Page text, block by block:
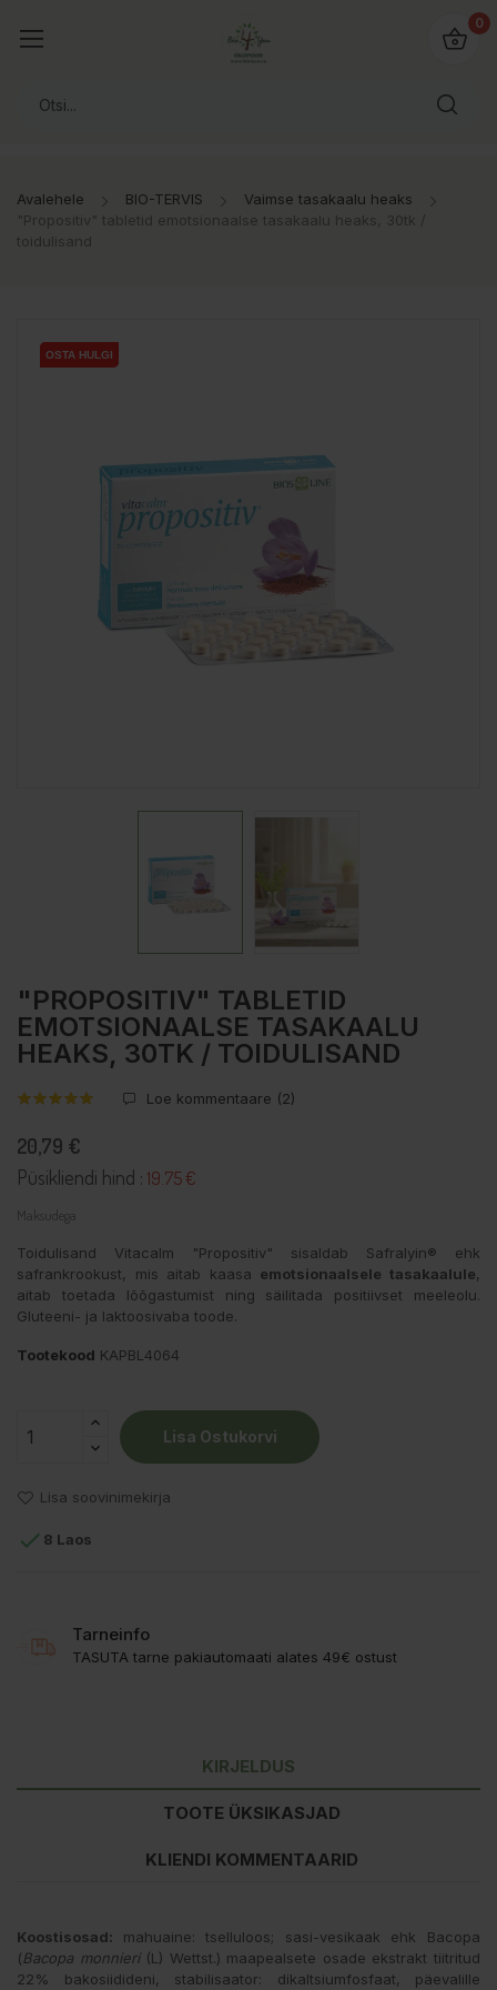
0
Avalehele BIO-TERVIS
Vaimse tasakaalu heaks
"Propositiv" tabletid emotsionaalse tasakaalu heaks, 30tk /
toidulisand
OSTA HULGI
OSTA HULGI
"PROPOSITIV" TABLETID
EMOTSIONAALSE TASAKAALU
HEAKS, 30TK / TOIDULISAND
Loe kommentaare (2)
20,79 €
Püsikliendi hind : 19.75 €
Maksudega
Toidulisand Vitacalm "Propositiv" sisaldab Safralyin® ehk
safrankrookust, mis aitab kaasa emotsionaalsele tasakaalule,
aitab toetada lõõgastumist ning säilitada positiivset meeleolu.
Gluteeni- ja laktoosivaba toode.
Tootekood KAPBL4064
Lisa Ostukorvi
Lisa soovinimekirja
 8 Laos
Tarneinfo
TASUTA tarne pakiautomaati alates 49€ ostust
KIRJELDUS
TOOTE ÜKSIKASJAD
KLIENDI KOMMENTAARID
Koostisosad: mahuaine: tselluloos; sasi-vesikaak ehk Bacopa
(Bacopa monnieri(L) Wettst.) maapealsete osade ekstrakt tiitritud
22% bakosiidideni, stabilisaator: dikaltsiumfosfaat, päevalille